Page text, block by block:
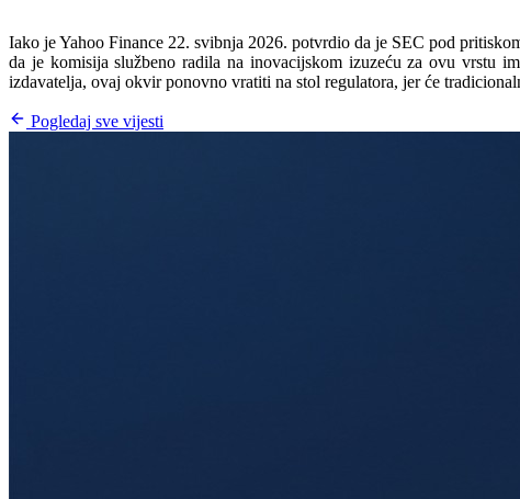
Iako je Yahoo Finance 22. svibnja 2026. potvrdio da je SEC pod
da je komisija službeno radila na inovacijskom izuzeću za ovu vrstu
izdavatelja, ovaj okvir ponovno vratiti na stol regulatora, jer će
Pogledaj sve vijesti